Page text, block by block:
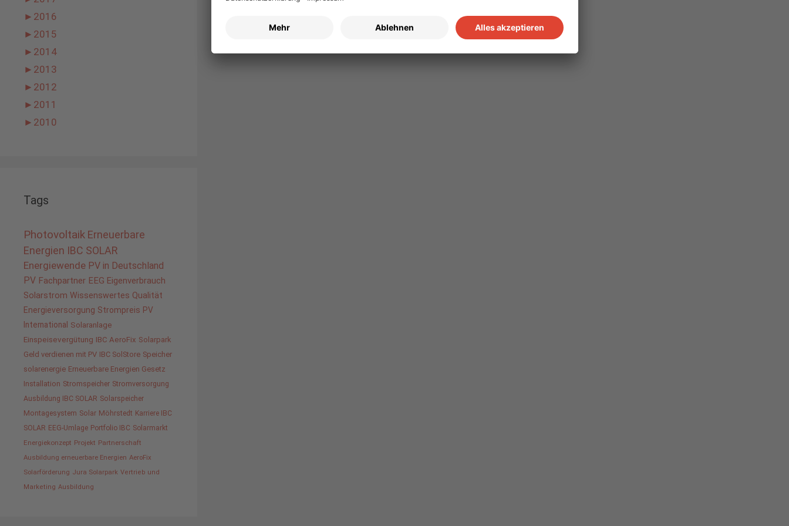
► 2016
► 2015
► 2014
► 2013
► 2012
► 2011
► 2010
Tags
Photovoltaik Erneuerbare
Energien IBC SOLAR
Energiewende PV in Deutschland
PV Fachpartner EEG Eigenverbrauch
Solarstrom Wissenswertes Qualität
Energieversorgung Strompreis PV
International Solaranlage
Einspeisevergütung IBC AeroFix Solarpark
Geld verdienen mit PV IBC SolStore Speicher
solarenergie Erneuerbare Energien Gesetz
Installation Stromspeicher Stromversorgung
Ausbildung IBC SOLAR Solarspeicher
Montagesystem Solar Möhrstedt Karriere IBC
SOLAR EEG-Umlage Portfolio IBC Solarmarkt
Energiekonzept Projekt Partnerschaft
Ausbildung erneuerbare Energien AeroFix
Solarförderung Jura Solarpark Vertrieb und
Marketing Ausbildung